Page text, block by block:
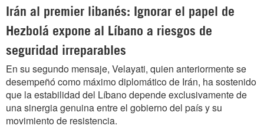
Irán al premier libanés: Ignorar el papel de
Hezbolá expone al Líbano a riesgos de
seguridad irreparables
En su segundo mensaje, Velayati, quien anteriormente se
desempeñó como máximo diplomático de Irán, ha sostenido
que la estabilidad del Líbano depende exclusivamente de
una sinergia genuina entre el gobierno del país y su
movimiento de resistencia.